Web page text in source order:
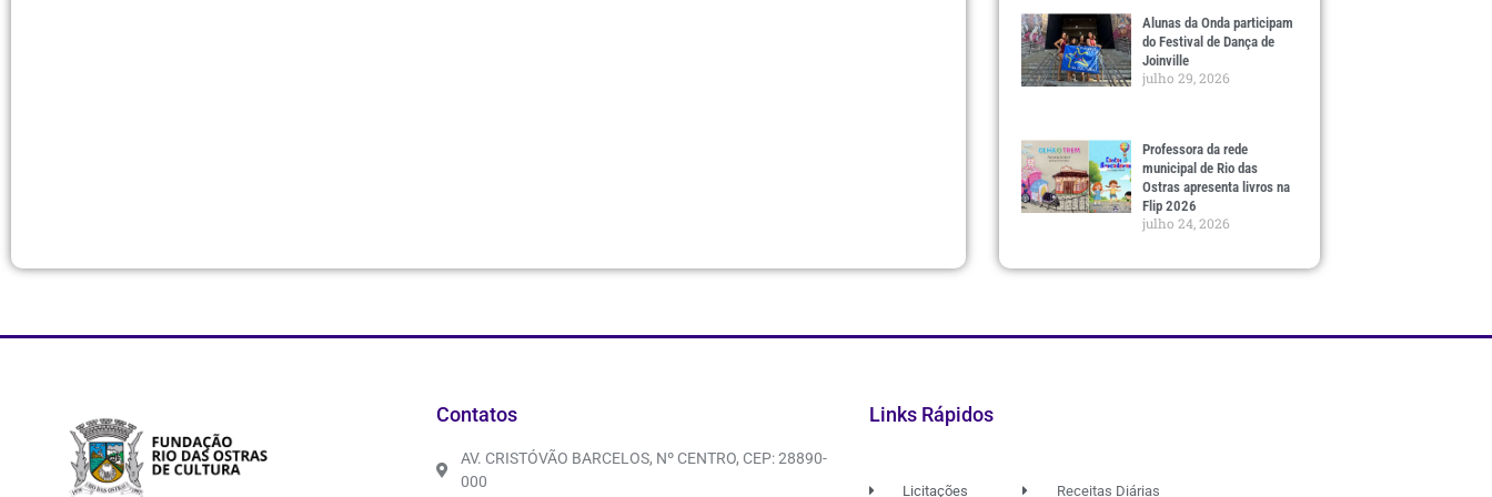
Alunas da Onda participam
do Festival de Dança de
Joinville
julho 29, 2026
Professora da rede
municipal de Rio das
Ostras apresenta livros na
Flip 2026
julho 24, 2026
Contatos
AV. CRISTÓVÃO BARCELOS, Nº CENTRO, CEP: 28890-
000
Links Rápidos
Licitações Receitas Diárias